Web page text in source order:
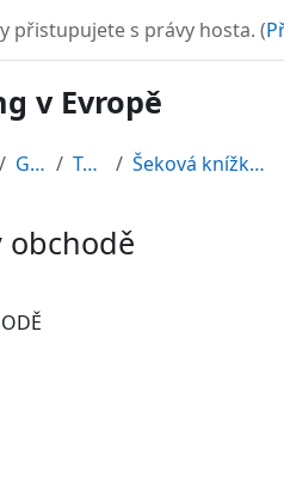
přistupujete s právy hosta. (
v Evropě
GRE08 Topic 7 Šeková knížka v obchodě
obchodě